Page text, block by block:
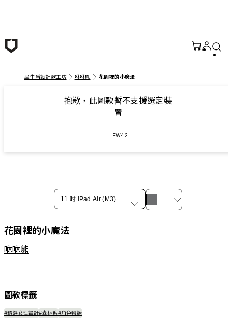
犀牛盾設計款工坊 咻咻熊 花園裡的小魔法
抱歉，此圖款暫不支援選定裝
置
FW42
11 吋 iPad Air (M3)
花園裡的小魔法
咻咻熊
圖款標籤
#精選女性設計#森林系#角色物語